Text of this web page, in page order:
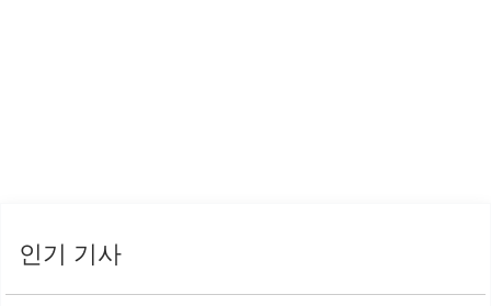
인기 기사